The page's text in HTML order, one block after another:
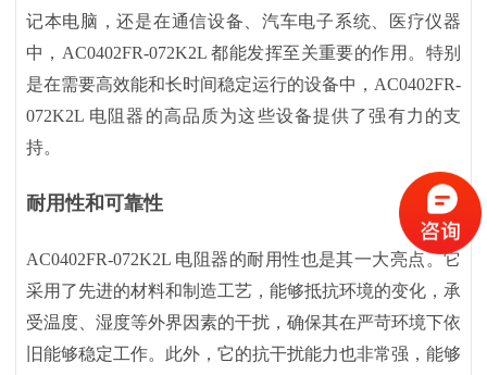
记本电脑，还是在通信设备、汽车电子系统、医疗仪器
中， AC0402FR-072K2L 都能发挥至关重要的作用。特别
是在需要高效能和长时间稳定运行的设备中，AC0402FR-
072K2L 电阻器的高品质为这些设备提供了强有力的支
持。
耐用性和可靠性
AC0402FR-072K2L 电阻器的耐用性也是其一大亮点。它
采用了先进的材料和制造工艺，能够抵抗环境的变化，承
受温度、湿度等外界因素的干扰，确保其在严苛环境下依
旧能够稳定工作。此外，它的抗干扰能力也非常强，能够